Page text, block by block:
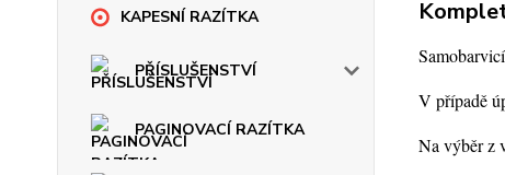
KAPESNÍ RAZÍTKA
PŘÍSLUŠENSTVÍ
PAGINOVACÍ RAZÍTKA
V případě
Na výběr z